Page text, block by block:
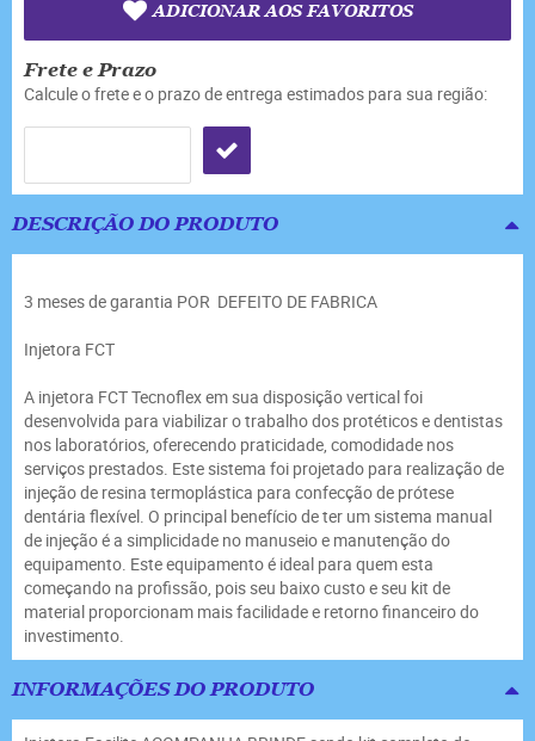
ADICIONAR AOS FAVORITOS
Frete e Prazo
Calcule o frete e o prazo de entrega estimados para sua região:
DESCRIÇÃO DO PRODUTO
3 meses de garantia POR DEFEITO DE FABRICA
Injetora FCT
A injetora FCT Tecnoflex em sua disposição vertical foi
desenvolvida para viabilizar o trabalho dos protéticos e dentistas
nos laboratórios, oferecendo praticidade, comodidade nos
serviços prestados. Este sistema foi projetado para realização de
injeção de resina termoplástica para confecção de prótese
dentária flexível. O principal benefício de ter um sistema manual
de injeção é a simplicidade no manuseio e manutenção do
equipamento. Este equipamento é ideal para quem esta
começando na profissão, pois seu baixo custo e seu kit de
material proporcionam mais facilidade e retorno financeiro do
investimento.
INFORMAÇÕES DO PRODUTO